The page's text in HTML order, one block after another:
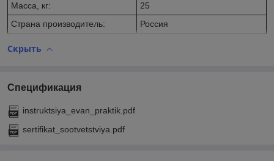
Масса, кг:
25
Страна производитель:
Россия
Скрыть
Спецификация
instruktsiya_evan_praktik.pdf
sertifikat_sootvetstviya.pdf